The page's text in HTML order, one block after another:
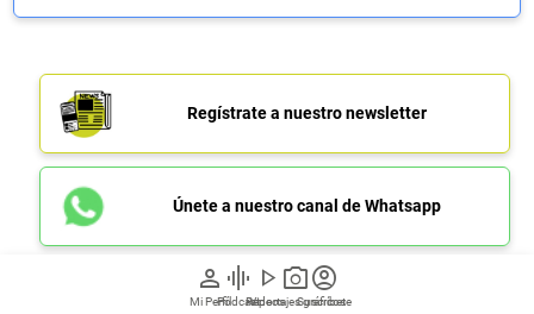
person
Mi Perfil
graphic_eq
Pódcast
play_arrow
Videos
photo_camera
Reportajes gráficos
account_circle
Suscríbete
Regístrate a nuestro newsletter
Únete a nuestro canal de Whatsapp